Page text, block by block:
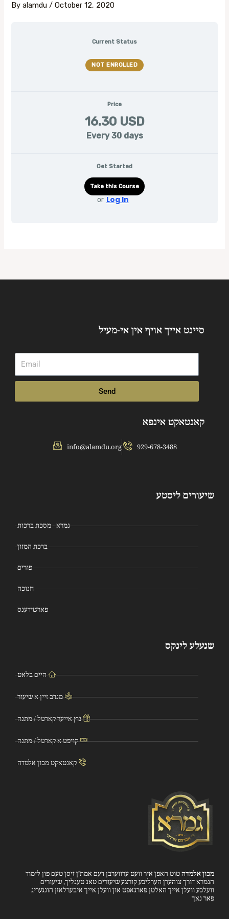
Byalamdu/October 12, 2020
Current Status
NOT ENROLLED
Price
16.30 USD
Every 30 days
Get Started
Take this Course
or Log In
סיינט אייך אויף אין אי-מעיל
Email
Send
קאנטאקט אינפא
info@alamdu.org 929-678-3488
שיעורים ליסטע
גמרא - מסכת ברכות
ברכת המזון
פורים
חנוכה
פארשידענס
שנעלע לינקס
היים בלאט
מנדב זיין א שיעור
נוץ אייער קארטל / מתנה
קויפט א קארטל / מתנה
קאנטאקט מכון אלמדה
מכון אלמדהטוט האפן איר וועט ערווערבן דעם אמת’ן זיסן טעם פון לימוד
הגמרא דורך צוהערן הערליכע קורצע שיעורים טאג טעגליך, שיעורים
וועלכע וועלן אייך האלטן פארגאפט און וועלן אייך איבערלאזן הונגעריג
פאר נאך